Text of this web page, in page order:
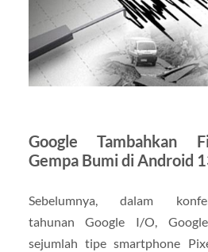
Google Tambahkan
Gempa Bumi di Android
Sebelumnya, dalam
tahunan Google I/O,
sejumlah tipe smartphone